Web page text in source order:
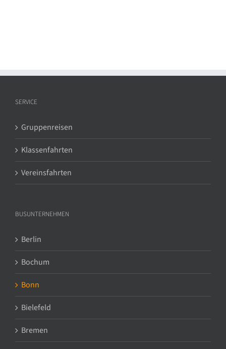
SERVICE
Gruppenreisen
Klassenfahrten
Vereinsfahrten
BUSUNTERNEHMEN
Berlin
Bochum
Bonn
Bielefeld
Bremen